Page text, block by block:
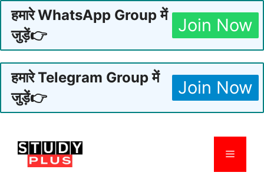
हमारे WhatsApp Group में
जुड़ें👉
Join Now
हमारे Telegram Group में
जुड़ें👉
Join Now
content
Menu